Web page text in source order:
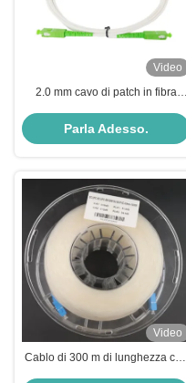
Video
2.0 mm cavo di patch in fibra
Parla Adesso.
Video
Cablo di 300 m di lunghezza con